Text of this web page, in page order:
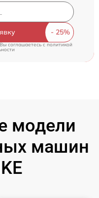
соглашаетесь c политикой
модели
машин